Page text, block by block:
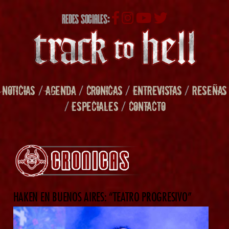
REDES SOCIALES:
NOTICIAS /AGENDA/ CRONICAS/ENTREVISTAS/RESEÑAS
/ESPECIALES/ CONTACTO
HAKEN EN BUENOS AIRES: “TEATRO PROGRESIVO”